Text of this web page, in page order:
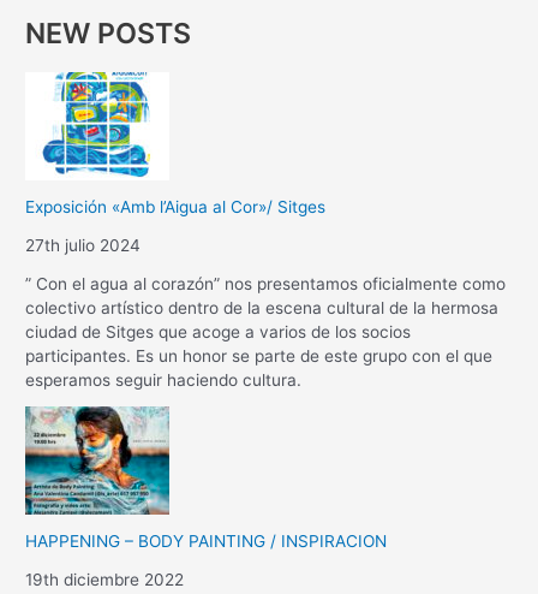
NEW POSTS
Exposición «Amb l’Aigua al Cor»/ Sitges
27th julio 2024
” Con el agua al corazón” nos presentamos oficialmente como
colectivo artístico dentro de la escena cultural de la hermosa
ciudad de Sitges que acoge a varios de los socios
participantes. Es un honor se parte de este grupo con el que
esperamos seguir haciendo cultura.
HAPPENING – BODY PAINTING / INSPIRACION
19th diciembre 2022